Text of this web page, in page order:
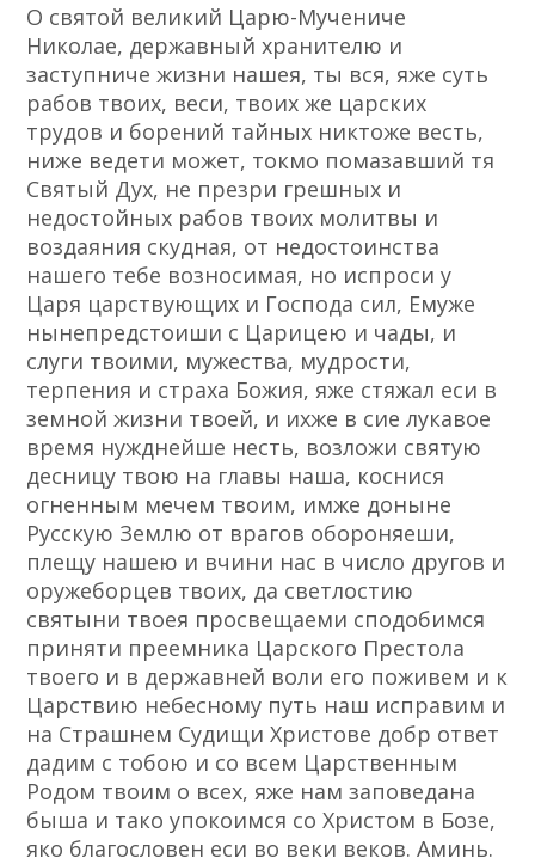
О святой великий Царю-Мучениче
Николае, державный хранителю и
заступниче жизни нашея, ты вся, яже суть
рабов твоих, веси, твоих же царских
трудов и борений тайных никтоже весть,
ниже ведети может, токмо помазавший тя
Святый Дух, не презри грешных и
недостойных рабов твоих молитвы и
воздаяния скудная, от недостоинства
нашего тебе возносимая, но испроси у
Царя царствующих и Господа сил, Емуже
нынепредстоиши с Царицею и чады, и
слуги твоими, мужества, мудрости,
терпения и страха Божия, яже стяжал еси в
земной жизни твоей, и ихже в сие лукавое
время нужднейше несть, возложи святую
десницу твою на главы наша, коснися
огненным мечем твоим, имже доныне
Русскую Землю от врагов обороняеши,
плещу нашею и вчини нас в число другов и
оружеборцев твоих, да светлостию
святыни твоея просвещаеми сподобимся
приняти преемника Царского Престола
твоего и в державней воли его поживем и к
Царствию небесному путь наш исправим и
на Страшнем Судищи Христове добр ответ
дадим с тобою и со всем Царственным
Родом твоим о всех, яже нам заповедана
быша и тако упокоимся со Христом в Бозе,
яко благословен еси во веки веков. Аминь.